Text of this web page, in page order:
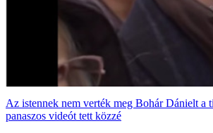
Az istennek nem verték meg Bohár Dánielt a
panaszos videót tett közzé